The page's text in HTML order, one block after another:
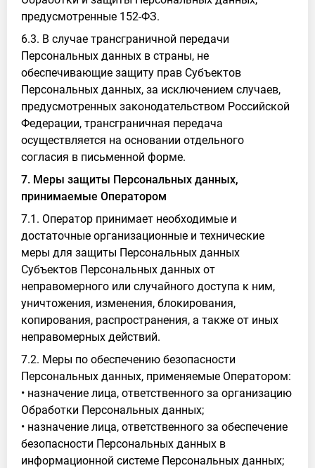
предусмотренные 152-ФЗ.
6.3. В случае трансграничной передачи
Персональных данных в страны, не
обеспечивающие защиту прав Субъектов
Персональных данных, за исключением случаев,
предусмотренных законодательством Российской
Федерации, трансграничная передача
осуществляется на основании отдельного
согласия в письменной форме.
7. Меры защиты Персональных данных,
принимаемые Оператором
7.1. Оператор принимает необходимые и
достаточные организационные и технические
меры для защиты Персональных данных
Субъектов Персональных данных от
неправомерного или случайного доступа к ним,
уничтожения, изменения, блокирования,
копирования, распространения, а также от иных
неправомерных действий.
7.2. Меры по обеспечению безопасности
Персональных данных, применяемые Оператором:
• назначение лица, ответственного за организацию
Обработки Персональных данных;
• назначение лица, ответственного за обеспечение
безопасности Персональных данных в
информационной системе Персональных данных;